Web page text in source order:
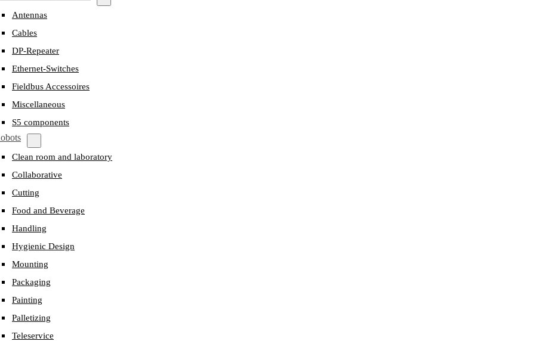
Antennas
Cables
DP-Repeater
Ethernet-Switches
Fieldbus Accessoires
Miscellaneous
S5 components
Clean room and laboratory
Collaborative
Cutting
Food and Beverage
Handling
Hygienic Design
Mounting
Packaging
Painting
Palletizing
Teleservice